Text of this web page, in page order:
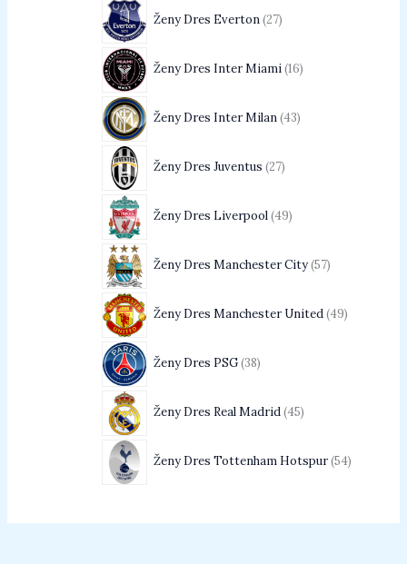
Ženy Dres Everton 27
Ženy Dres Inter Miami 16
Ženy Dres Inter Milan 43
Ženy Dres Juventus 27
Ženy Dres Liverpool 49
Ženy Dres Manchester City 57
Ženy Dres Manchester United 49
Ženy Dres PSG 38
Ženy Dres Real Madrid 45
Ženy Dres Tottenham Hotspur 54